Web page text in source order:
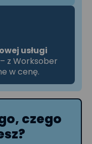
usługi
– z Worksober
w cenę.
czego